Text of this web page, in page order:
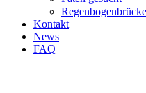
Kontakt
News
FAQ